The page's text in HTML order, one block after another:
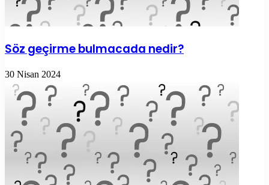
Söz geçirme bulmacada nedir?
30 Nisan 2024